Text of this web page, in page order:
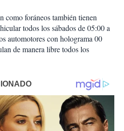
como foráneos también tienen
todos los sábados de 05:00 a
automotores con holograma 00
de manera libre todos los